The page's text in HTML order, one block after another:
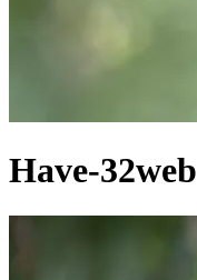
Have-32web